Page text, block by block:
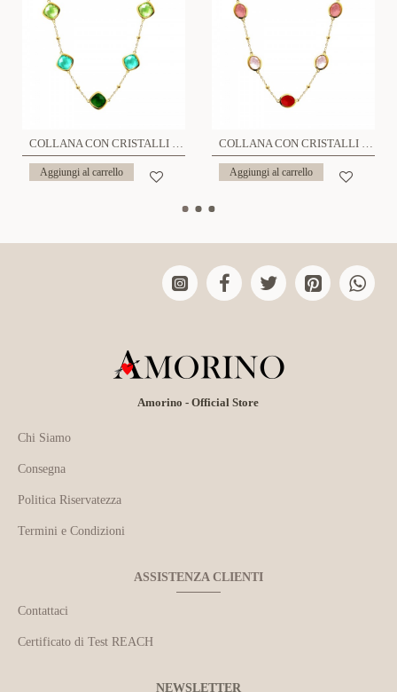
COLLANA CON CRISTALLI QUADRATI COLORATI - MY25992C268
Aggiungi al carrello
COLLANA CON CRISTALLI OVALI COLORATI - MY25992C265
Aggiungi al carrello
Amorino - Official Store
Chi Siamo
Consegna
Politica Riservatezza
Termini e Condizioni
ASSISTENZA CLIENTI
Contattaci
Certificato di Test REACH
NEWSLETTER